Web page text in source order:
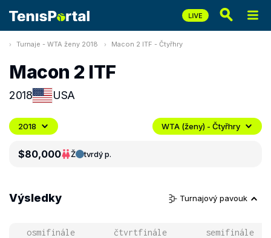
Turnaje - WTA ženy 2018 Macon 2 ITF - Čtyřhry
Macon 2 ITF
2018 USA
2018 WTA (ženy) - Čtyřhry
$80,000 Ž tvrdý p.
Výsledky Turnajový pavouk
osmifinále čtvrtfinále semifinále